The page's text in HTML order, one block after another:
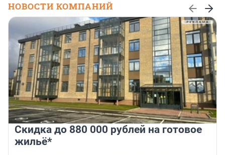
НОВОСТИ КОМПАНИЙ
Скидка до 880 000 рублей на готовое
жильё*